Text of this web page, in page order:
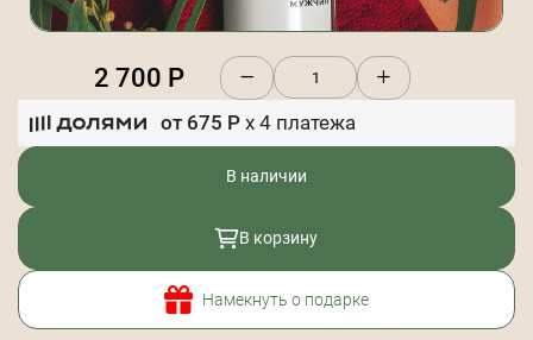
2 700 Р
от 675 Р x 4 платежа
В наличии
В корзину
Намекнуть о подарке